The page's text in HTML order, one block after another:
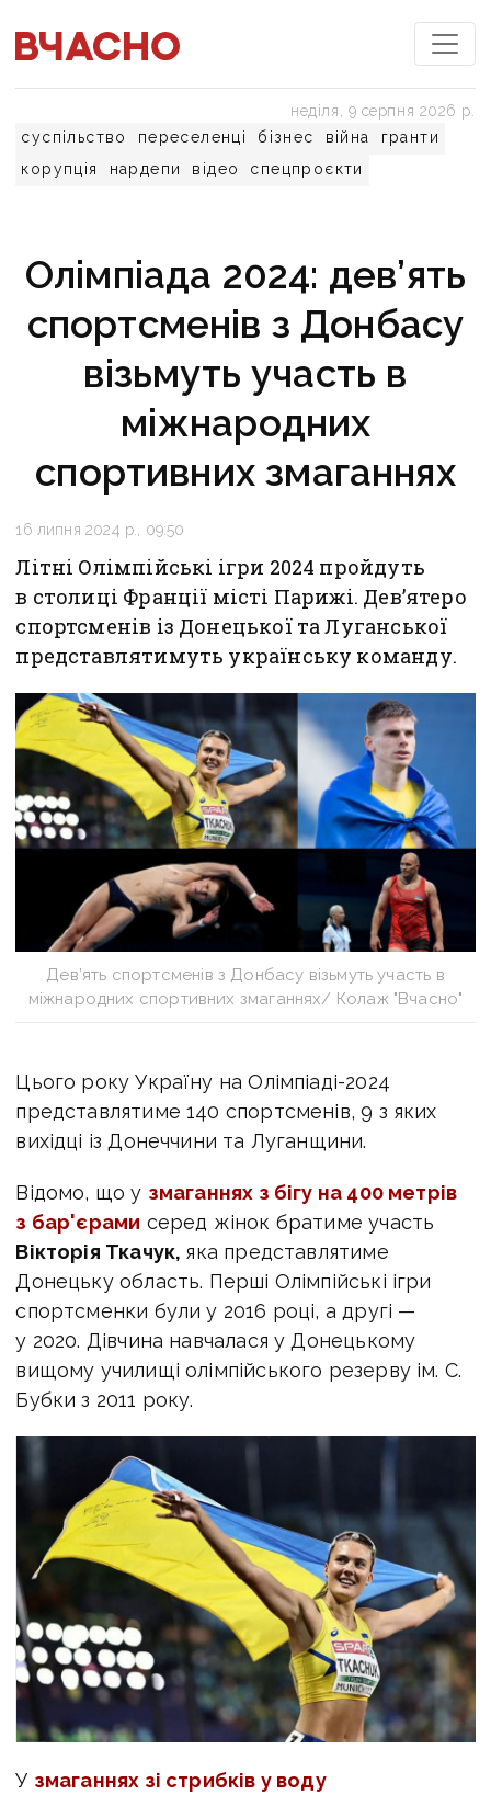
суспільство переселенці бізнес війна
гранти
корупція
нардепи відео спецпроєкти
неділя, 9 серпня 2026 р.
Олімпіада 2024: дев’ять
спортсменів з Донбасу
візьмуть участь в
міжнародних
спортивних змаганнях
16 липня 2024 р., 09:50
Літні Олімпійські ігри 2024 пройдуть
в столиці Франції місті Парижі. Дев’ятеро
спортсменів із Донецької та Луганської
представлятимуть українську команду.
Дев’ять спортсменів з Донбасу візьмуть участь в
міжнародних спортивних змаганнях/ Колаж "Вчасно"
Цього року Україну наОлімпіаді-2024
представлятиме 140 спортсменів, 9 з яких
вихідці із Донеччини та Луганщини.
Відомо, що у змаганнях з бігу на 400 метрів
з бар'єрами серед жінок братиме участь
Вікторія Ткачук, яка представлятиме
Донецьку область. Перші Олімпійські ігри
спортсменки були у 2016 році, а другі —
у 2020. Дівчина навчалася у Донецькому
вищому училищі олімпійського резерву ім. С.
Бубки з 2011 року.
У змаганнях зі стрибків у воду